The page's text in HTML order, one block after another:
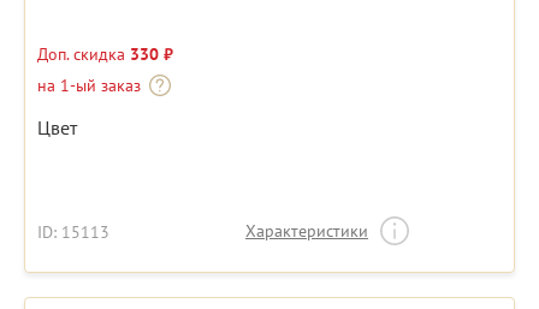
Доп. скидка 330 ₽
на 1-ый заказ
Цвет
ID: 15113 Характеристики